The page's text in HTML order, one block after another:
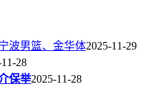
波男篮、金华体2025-11-29
28
保举2025-11-28